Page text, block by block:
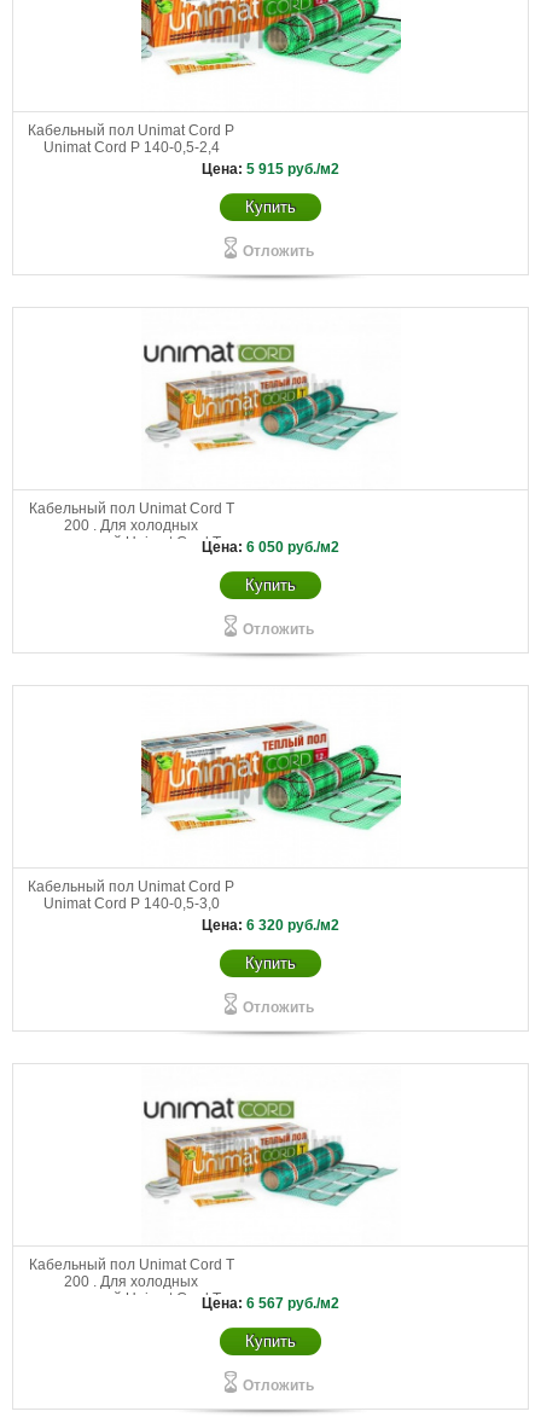
Кабельный пол Unimat Cord P
Unimat Cord P 140-0,5-2,4
Цена: 5 915 руб./м2
Купить
Отложить
Кабельный пол Unimat Cord T
200 . Для холодных
помещений Unimat Cord ТЦена: 6 050 руб./м2
Купить
Отложить
Кабельный пол Unimat Cord P
Unimat Cord P 140-0,5-3,0
Цена: 6 320 руб./м2
Купить
Отложить
Кабельный пол Unimat Cord T
200 . Для холодных
помещений Unimat Cord ТЦена: 6 567 руб./м2
Купить
Отложить